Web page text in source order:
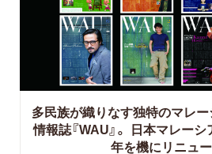
多民族が織りなす独特のマレ
情報誌『WAU』。 日本マレー
年を機にリニュー